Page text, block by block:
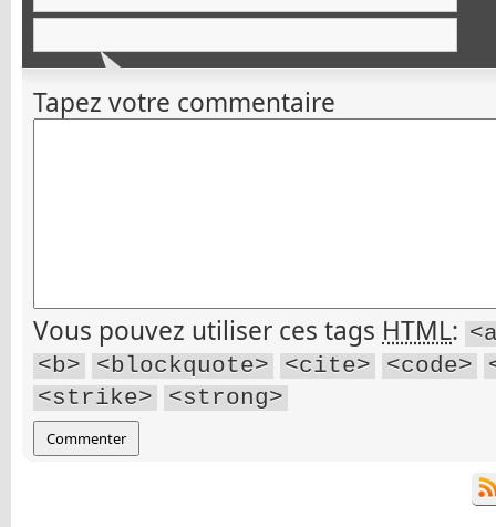
Tapez votre commentaire
Vous pouvez utiliser ces tags HTML:
<b>
<blockquote> <cite> <code>
<strike>
<strong>